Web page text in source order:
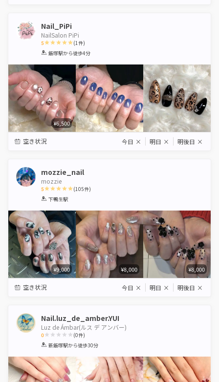
Nail_PiPi
NailSalon PiPi
5
1 2 3 4 5
(1件)
飯塚駅から徒歩4分
¥6,500
空き状況 今日 × 明日 × 明後日 ×
mozzie_nail
mozzie
5
1 2 3 4 5
(105件)
下鴨生駅
¥9,000 ¥8,000 ¥8,000
空き状況 今日 × 明日 × 明後日 ×
Nail.luz_de_amber.YUI
Luz de Ámbar(ルス デ アンバー)
0
1 2 3 4 5
(0件)
新飯塚駅から徒歩30分